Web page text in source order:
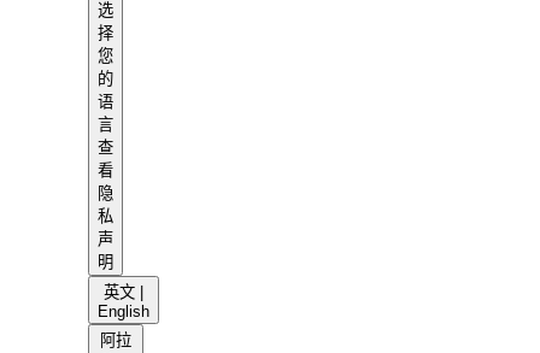
选
择
您
的
语
言
查
看
隐
私
声
明
英文 |
English
阿拉